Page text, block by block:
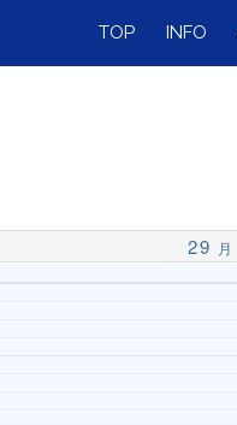
TOP INFO
29 月